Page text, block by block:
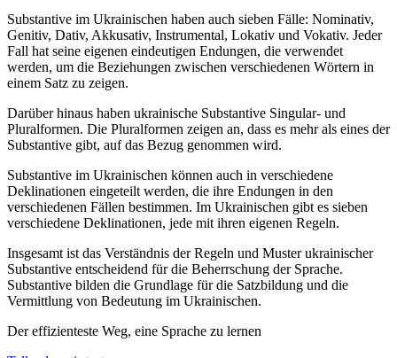
Substantive im Ukrainischen haben auch sieben Fälle: Nominativ,
Genitiv, Dativ, Akkusativ, Instrumental, Lokativ und Vokativ. Jeder
Fall hat seine eigenen eindeutigen Endungen, die verwendet
werden, um die Beziehungen zwischen verschiedenen Wörtern in
einem Satz zu zeigen.
Darüber hinaus haben ukrainische Substantive Singular- und
Pluralformen. Die Pluralformen zeigen an, dass es mehr als eines der
Substantive gibt, auf das Bezug genommen wird.
Substantive im Ukrainischen können auch in verschiedene
Deklinationen eingeteilt werden, die ihre Endungen in den
verschiedenen Fällen bestimmen. Im Ukrainischen gibt es sieben
verschiedene Deklinationen, jede mit ihren eigenen Regeln.
Insgesamt ist das Verständnis der Regeln und Muster ukrainischer
Substantive entscheidend für die Beherrschung der Sprache.
Substantive bilden die Grundlage für die Satzbildung und die
Vermittlung von Bedeutung im Ukrainischen.
Der effizienteste Weg, eine Sprache zu lernen